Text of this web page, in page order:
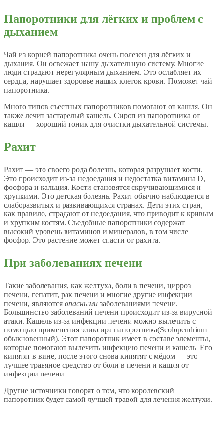
Папоротники для лёгких и проблем с
дыханием
Чай из корней папоротника очень полезен для лёгких и
дыхания. Он освежает нашу дыхательную систему. Многие
люди страдают нерегулярным дыханием. Это ослабляет их
сердца, нарушает здоровье наших клеток крови. Поможет чай
папоротника.
Много типов съестных папоротников помогают от кашля. Он
также лечит застарелый кашель. Сироп из папоротника от
кашля — хороший тоник для очистки дыхательной системы.
Рахит
Рахит — это своего рода болезнь, которая разрушает кости.
Это происходит из-за недоедания и недостатка витамина D,
фосфора и кальция. Кости становятся скручивающимися и
хрупкими. Это детская болезнь. Рахит обычно наблюдается в
слаборазвитых и развивающихся странах. Дети этих стран,
как правило, страдают от недоедания, что приводит к кривым
и хрупким костям. Съедобные папоротники содержат
высокий уровень витаминов и минералов, в том числе
фосфор. Это растение может спасти от рахита.
При заболеваниях печени
Такие заболевания, как желтуха, боли в печени, цирроз
печени, гепатит, рак печени и многие другие инфекции
печени, являются опасными заболеваниями печени.
Большинство заболеваний печени происходит из-за вирусной
атаки. Кашель из-за инфекции печени можно вылечить с
помощью применения эликсира папоротника(Scolopendrium
обыкновенный). Этот папоротник имеет в составе элементы,
которые помогают вылечить инфекцию печени и кашель. Его
кипятят в вине, после этого снова кипятят с мёдом — это
лучшее травяное средство от боли в печени и кашля от
инфекции печени
Другие источники говорят о том, что королевский
папоротник будет самой лучшей травой для лечения желтухи.